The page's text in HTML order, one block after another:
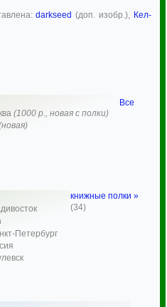
darkseed (доп. изобр.), Кел-
(1000 р., новая с полки)
Петербург
Все
книжные полки »
(34)